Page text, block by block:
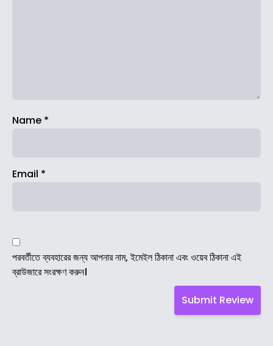
Name *
Email *
পরবর্তীতে ব্যবহারের জন্য আপনার নাম, ইমেইল ঠিকানা এবং ওয়েব ঠিকানা এই
ব্রাউজারে সংরক্ষণ করুন।